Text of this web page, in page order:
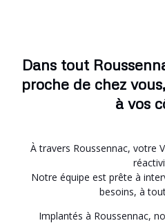
Dans tout
proche de chez
à vos
À travers Roussennac, votre
Notre équipe est prête à
besoins, à
Implantés à Roussennac,